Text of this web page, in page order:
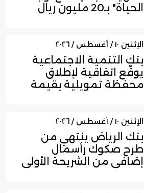
الحياة" بـ20 مليون ريال
الإثنين ١٠ / أغسطس / ٢٠٢٦
بنك التنمية الاجتماعية
يوقّع اتفاقية لإطلاق
محفظة تمويلية بقيمة
الإثنين ١٠ / أغسطس / ٢٠٢٦
بنك الرياض ينتهي من
طرح صكوك رأسمال
إضافي من الشريحة الأولى